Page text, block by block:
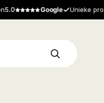
Google Unieke